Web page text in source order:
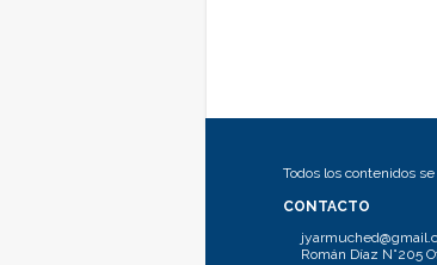
Todos los contenidos
CONTACTO
Román Díaz N°205